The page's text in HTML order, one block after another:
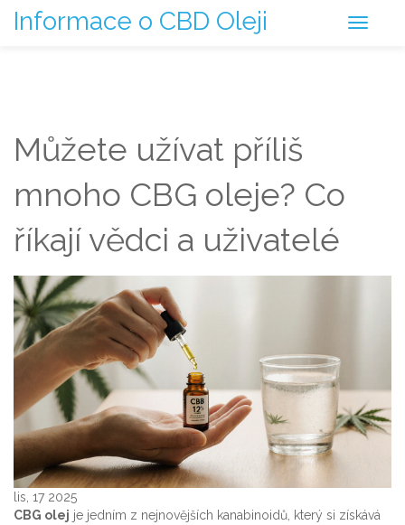
Informace o CBD Oleji
Můžete užívat příliš
mnoho CBG oleje? Co
říkají vědci a uživatelé
lis, 17 2025
CBG olej je jedním z nejnovějších kanabinoidů, který si získává